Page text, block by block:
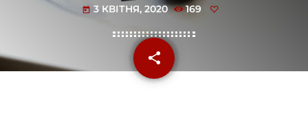
today 3 КВІТНЯ, 2020 169
share
email